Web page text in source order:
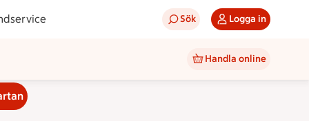
Sök Logga in
Handla online